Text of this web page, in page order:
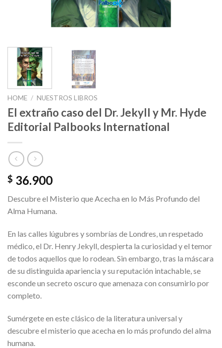
HOME / NUESTROS LIBROS
El extraño caso del Dr. Jekyll y Mr. Hyde
Editorial Palbooks International
$ 36.900
Descubre el Misterio que Acecha en lo Más Profundo del
Alma Humana.
En las calles lúgubres y sombrías de Londres, un respetado
médico, el Dr. Henry Jekyll, despierta la curiosidad y el temor
de todos aquellos que lo rodean. Sin embargo, tras la máscara
de su distinguida apariencia y su reputación intachable, se
esconde un secreto oscuro que amenaza con consumirlo por
completo.
Sumérgete en este clásico de la literatura universal y
descubre el misterio que acecha en lo más profundo del alma
humana.